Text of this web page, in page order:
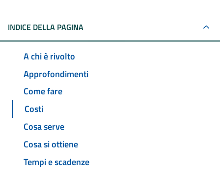
INDICE DELLA PAGINA
A chi è rivolto
Approfondimenti
Come fare
Costi
Cosa serve
Cosa si ottiene
Tempi e scadenze